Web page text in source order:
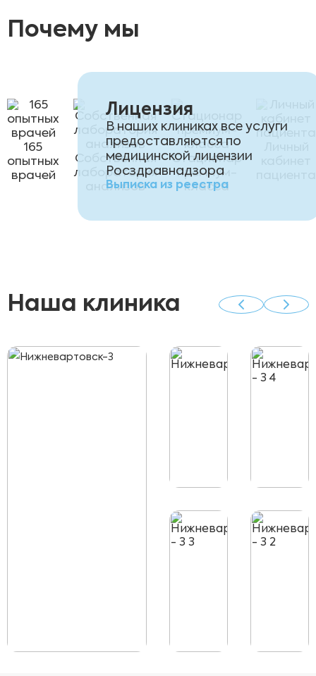
Почему мы
165
опытных
врачей
Собственная
лаборатория
анализов
Стационар
премиум-
класса
Лицензия
В наших клиниках все услуги
предоставляются по
медицинской лицензии
Росздравнадзора
Выписка из реестра
Наша клиника